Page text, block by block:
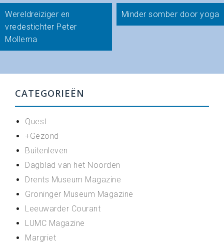
Bericht
navigatie
Wereldreiziger en
vredestichter Peter
Mollema
Minder somber door yoga
CATEGORIEËN
Quest
+Gezond
Buitenleven
Dagblad van het Noorden
Drents Museum Magazine
Groninger Museum Magazine
Leeuwarder Courant
LUMC Magazine
Margriet